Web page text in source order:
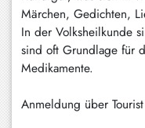
Märchen, Gedichten,
In der Volksheilkunde
sind oft Grundlage für
Medikamente.
Anmeldung über